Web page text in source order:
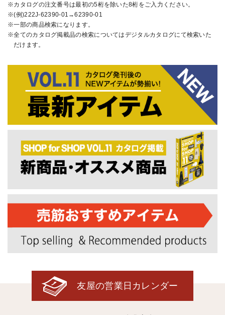
カタログの注文番号は最初の5桁を除いた8桁をご入力ください。
(例)222J-62390-01→62390-01
一部の商品検索になります。
全てのカタログ掲載品の検索についてはデジタルカタログにて検索いた
だけます。
友屋の営業日カレンダー